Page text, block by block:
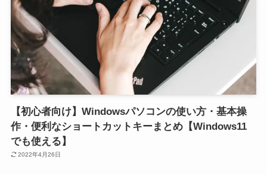
【初心者向け】Windowsパソコンの使い方・基本操
作・便利なショートカットキーまとめ【Windows11
でも使える】
2022年4月26日